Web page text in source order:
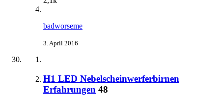
badworseme
3. April 2016
H1 LED Nebelscheinwerferbirnen
Erfahrungen 48